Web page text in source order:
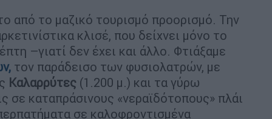
από το μαζικό τουρισμό προορισμό. Την
κλισέ, που δείχνει μόνο το
–γιατί δεν έχει και άλλο. Φτιάξαμε
τον παράδεισο των φυσιολατρών, με
Καλαρρύτες (1.200 μ.) και τα γύρω
σε καταπράσινους «νεραϊδότοπους» πλάι
σε καλοφροντισμένα